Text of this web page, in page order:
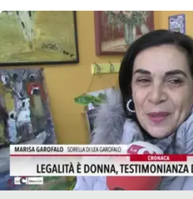
Leggendo Alvaro insieme
Imprese Di Calabria
Le perfidie di Antonella Grippo
Venti di comunicazione
STREAMING